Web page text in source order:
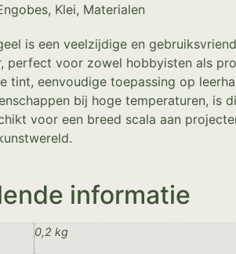
, Klei, Materialen
is een veelzijdige en
perfect voor zowel hobbyisten als
tint, eenvoudige toepassing op
bij hoge temperaturen, is
voor een breed scala aan
informatie
0,2 kg